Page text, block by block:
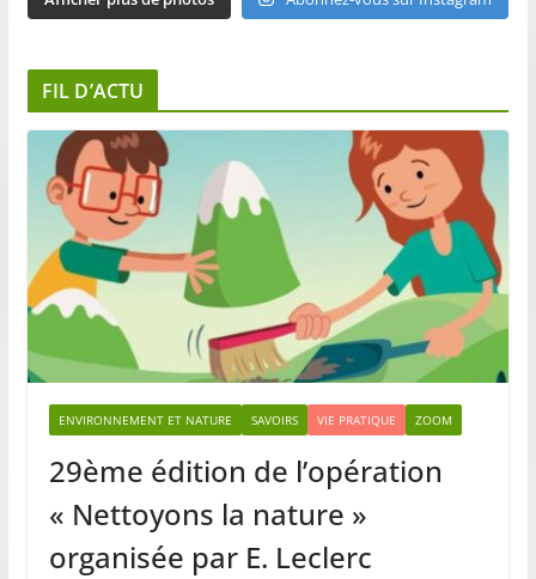
FIL D’ACTU
ENVIRONNEMENT ET NATURE SAVOIRS VIE PRATIQUE ZOOM
29ème édition de l’opération
« Nettoyons la nature »
organisée par E. Leclerc